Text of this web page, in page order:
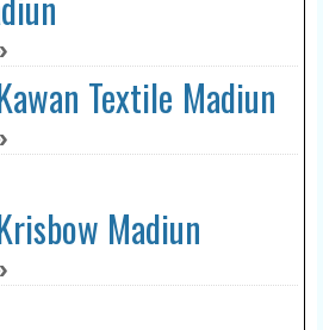
Textile Madiun
Madiun